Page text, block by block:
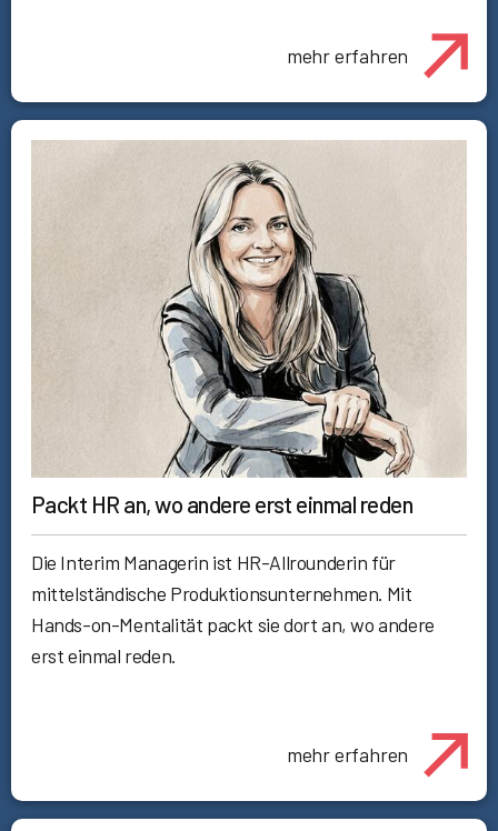
mehr erfahren
Packt HR an, wo andere erst einmal reden
Die Interim Managerin ist HR-Allrounderin für
mittelständische Produktionsunternehmen. Mit
Hands-on-Mentalität packt sie dort an, wo andere
erst einmal reden.
mehr erfahren